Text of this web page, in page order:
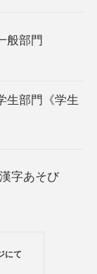
般部門
生部門《学生
字あそび
にて